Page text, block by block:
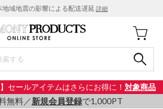
地域地震の影響による配送遅延 詳細
セールアイテムはさらにお得に！ 対象商品
無料／新規会員登録で1,000PT